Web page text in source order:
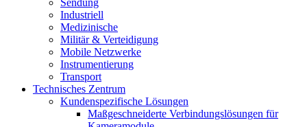
Sendung
Industriell
Medizinische
Militär & Verteidigung
Mobile Netzwerke
Instrumentierung
Transport
Technisches Zentrum
Kundenspezifische Lösungen
Maßgeschneiderte Verbindungslösungen für